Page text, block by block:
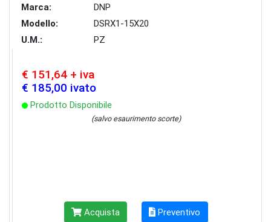
Marca:
DNP
Modello:
DSRX1-15X20
U.M.:
PZ
€ 151,64 + iva
€ 185,00 ivato
Prodotto Disponibile
(salvo esaurimento scorte)
Acquista Preventivo